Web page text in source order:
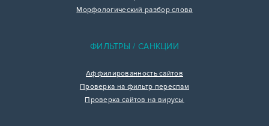
Морфологический разбор слова
ФИЛЬТРЫ / САНКЦИИ
Аффилированность сайтов
Проверка на фильтр переспам
Проверка сайтов на вирусы